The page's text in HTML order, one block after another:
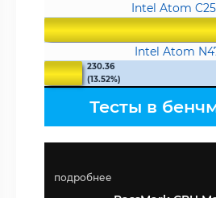
Intel Atom
Intel Atom
230.36
(13.52%)
Тесты в
подробнее